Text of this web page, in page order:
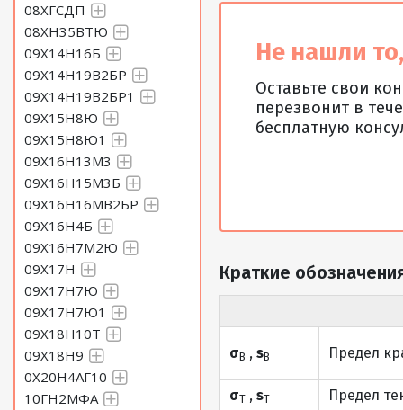
08ХГСДП
08ХН35ВТЮ
09Х14Н16Б
09Х14Н19В2БР
09Х14Н19В2БР1
09Х15Н8Ю
09Х15Н8Ю1
09Х16Н13М3
09Х16Н15М3Б
09Х16Н16МВ2БР
09Х16Н4Б
09Х16Н7М2Ю
09Х17Н
09Х17Н7Ю
09Х17Н7Ю1
09Х18Н10Т
09Х18Н9
0Х20Н4АГ10
10ГН2МФА
Не нашли
Оставьте свои
перезвонит в
бесплатную
Краткие
σВ ,sВ Предел
σТ ,sТ Предел